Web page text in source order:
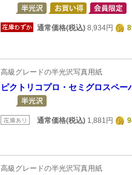
通常価格(税込) 8,934円
高級グレードの半光沢写真用紙
ピクトリコプロ・セミグロスペ
通常価格(税込) 1,881円
高級グレードの半光沢写真用紙